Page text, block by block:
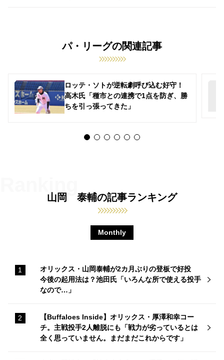
パ・リーグの関連記事
ロッテ・ソトが逆転劇呼び込む好守！
高木氏「種市との連携で1点を防ぎ、勝
ちを引っ張ってきた」
山岡 泰輔の記事ランキング
Monthly
オリックス・山岡泰輔が2カ月ぶりの登板で好投
今後の起用法は？池田氏「いろんな所で使える投手
なので…」
【Buffaloes Inside】オリックス・厚澤和幸コー
チ。主戦投手2人離脱にも「戦力が劣っているとは
全く思っていません。まだまだこれからです」